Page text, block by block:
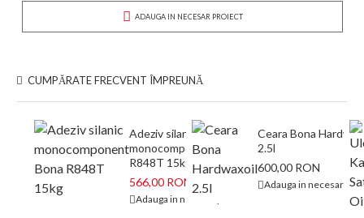
ADAUGA IN NECESAR PROIECT
CUMPĂRATE FRECVENT ÎMPREUNĂ
Adeziv silanic
monocomponent Bona
R848T 15kg
566,00 RON
673,00 RON
Adauga in necesar proiect
Ceara Bona
2.5l
600,00 RON
Adauga in necesar